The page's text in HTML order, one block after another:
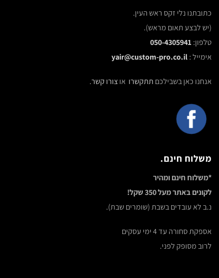
כתובתנו נלי זקס ראש העין.
(יש לבצע תאום מראש).
טלפון: 050-4305941
אימייל :yair@custom-pro.co.il
אנחנו כאן בשבילכם תתקשרו אוצורו קשר.
משלוח חינם.
*משלוח חינם ומהיר
לקונים באתר מעל 350 שקל!
נ.ב לא עובדים בשבת (שומרים שבת).
אספקת סחורה עד 4 ימי עסקים
לרוב מסופק לפני.